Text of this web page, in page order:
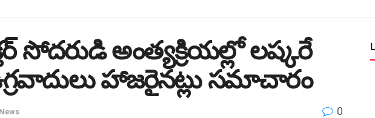
సోదరుడి అంత్యక్రియల్లో లష్కరే
హాజరైనట్లు సమాచారం
News 0